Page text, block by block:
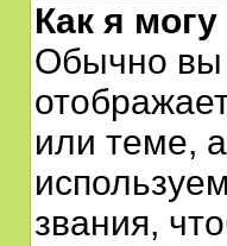
Как я
Обычно вы
или теме,
звания,